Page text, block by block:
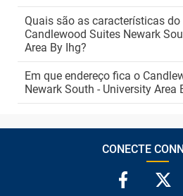
Quais são as características
Candlewood Suites Newark
Area By Ihg?
Em que endereço fica o
Newark South - University Area
CONECTE